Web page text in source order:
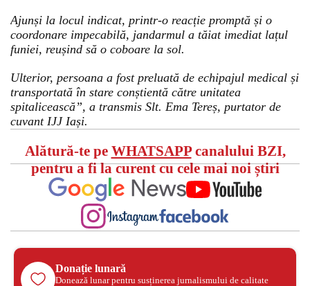
Ajunși la locul indicat, printr-o reacție promptă și o
coordonare impecabilă, jandarmul a tăiat imediat lațul
funiei, reușind să o coboare la sol.
Ulterior, persoana a fost preluată de echipajul medical și
transportată în stare conștientă către unitatea
spitalicească”, a transmis Slt. Ema Tereș, purtator de
cuvant IJJ Iași.
Alătură-te pe WHATSAPPcanalului BZI,
pentru a fi la curent cu cele mai noi știri
Donație lunară
Donează lunar pentru susținerea jurnalismului de calitate